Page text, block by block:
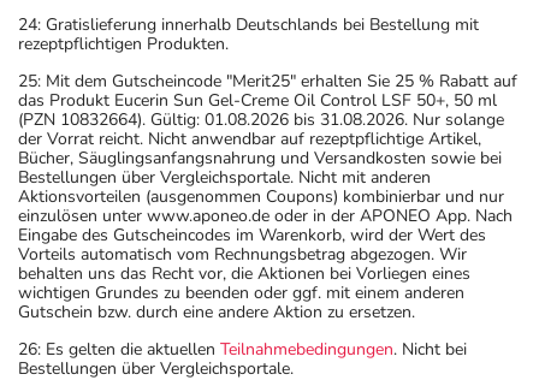
24: Gratislieferung innerhalb Deutschlands bei Bestellung mit
rezeptpflichtigen Produkten.
25: Mit dem Gutscheincode "Merit25" erhalten Sie 25 % Rabatt auf
das Produkt Eucerin Sun Gel-Creme Oil Control LSF 50+, 50 ml
(PZN 10832664). Gültig: 01.08.2026 bis 31.08.2026. Nur solange
der Vorrat reicht. Nicht anwendbar auf rezeptpflichtige Artikel,
Bücher, Säuglingsanfangsnahrung und Versandkosten sowie bei
Bestellungen über Vergleichsportale. Nicht mit anderen
Aktionsvorteilen (ausgenommen Coupons) kombinierbar und nur
einzulösen unter www.aponeo.de oder in der APONEO App. Nach
Eingabe des Gutscheincodes im Warenkorb, wird der Wert des
Vorteils automatisch vom Rechnungsbetrag abgezogen. Wir
behalten uns das Recht vor, die Aktionen bei Vorliegen eines
wichtigen Grundes zu beenden oder ggf. mit einem anderen
Gutschein bzw. durch eine andere Aktion zu ersetzen.
26: Es gelten die aktuellen Teilnahmebedingungen. Nicht bei
Bestellungen über Vergleichsportale.